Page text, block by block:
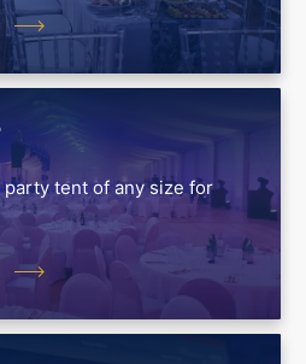
tent of any size for